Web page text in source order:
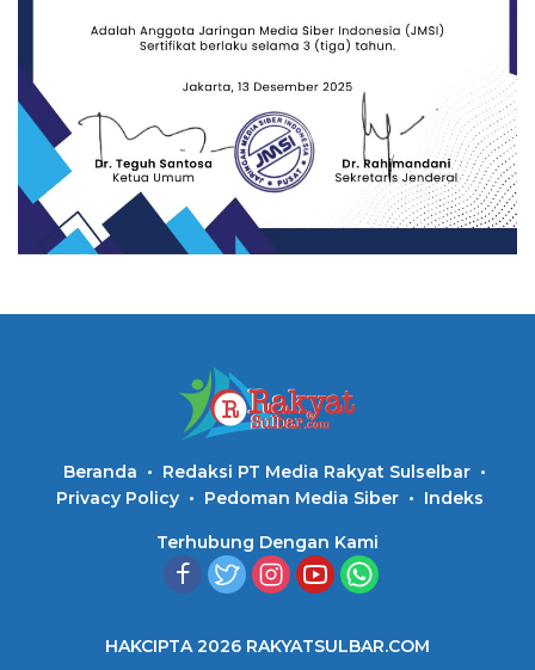
Beranda
Redaksi PT Media Rakyat Sulselbar
Privacy Policy
Pedoman Media Siber Indeks
Terhubung Dengan Kami
HAKCIPTA 2026 RAKYATSULBAR.COM